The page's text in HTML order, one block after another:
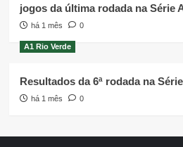
jogos da última rodada na Série
há 1 mês 0
A1 Rio Verde
Resultados da 6ª rodada na
há 1 mês 0